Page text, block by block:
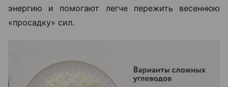
энергию и помогают легче пережить весеннюю
«просадку» сил.